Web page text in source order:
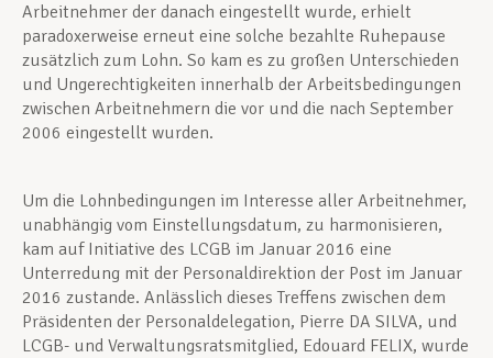
Arbeitnehmer der danach eingestellt wurde, erhielt
paradoxerweise erneut eine solche bezahlte Ruhepause
zusätzlich zum Lohn. So kam es zu großen Unterschieden
und Ungerechtigkeiten innerhalb der Arbeitsbedingungen
zwischen Arbeitnehmern die vor und die nach September
2006 eingestellt wurden.
Um die Lohnbedingungen im Interesse aller Arbeitnehmer,
unabhängig vom Einstellungsdatum, zu harmonisieren,
kam auf Initiative des LCGB im Januar 2016 eine
Unterredung mit der Personaldirektion der Post im Januar
2016 zustande. Anlässlich dieses Treffens zwischen dem
Präsidenten der Personaldelegation, Pierre DA SILVA, und
LCGB- und Verwaltungsratsmitglied, Edouard FELIX, wurde